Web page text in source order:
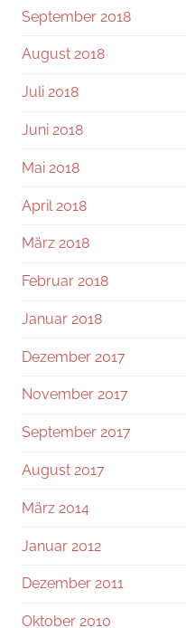
September 2018
August 2018
Juli 2018
Juni 2018
Mai 2018
April 2018
März 2018
Februar 2018
Januar 2018
Dezember 2017
November 2017
September 2017
August 2017
März 2014
Januar 2012
Dezember 2011
Oktober 2010